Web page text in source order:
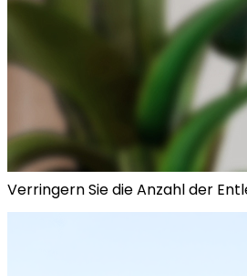
Verringern Sie die Anzahl der